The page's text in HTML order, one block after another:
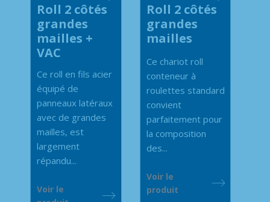
Roll 2 côtés
grandes
mailles +
VAC
Ce roll en fils acier
équipé de
panneaux latéraux
avec de grandes
mailles, est
largement
répandu...
Voir le
Roll 2 côtés
grandes
mailles
Ce chariot roll
conteneur à
roulettes standard
convient
parfaitement pour
la composition
des...
Voir le
produit